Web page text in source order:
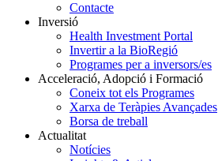
Contacte
Inversió
Health Investment Portal
Invertir a la BioRegió
Programes per a inversors/es
Acceleració, Adopció i Formació
Coneix tot els Programes
Xarxa de Teràpies Avançades
Borsa de treball
Actualitat
Notícies